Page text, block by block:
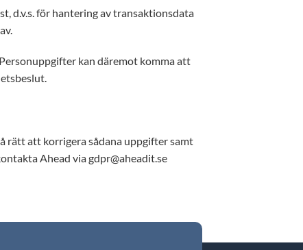
d.v.s. för hantering av transaktionsdata
kan däremot komma att
rätt att korrigera sådana uppgifter samt
Ahead viagdpr@aheadit.se